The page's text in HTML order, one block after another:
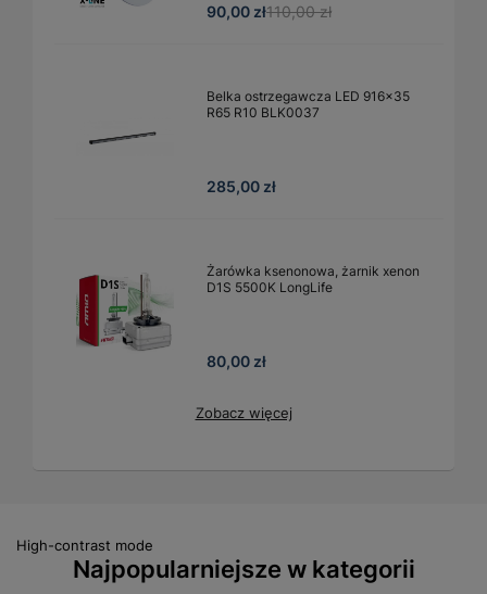
90,00 zł110,00 zł
Belka ostrzegawcza LED 916x35
R65 R10 BLK0037
285,00 zł
Żarówka ksenonowa, żarnik xenon
D1S 5500K LongLife
80,00 zł
Zobacz więcej
High-contrast mode
Najpopularniejsze w kategorii